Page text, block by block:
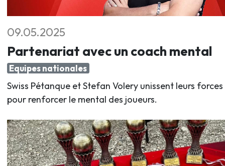
09.05.2025
Partenariat avec un coach mental
Equipes nationales
Swiss Pétanque et Stefan Volery unissent leurs forces
pour renforcer le mental des joueurs.